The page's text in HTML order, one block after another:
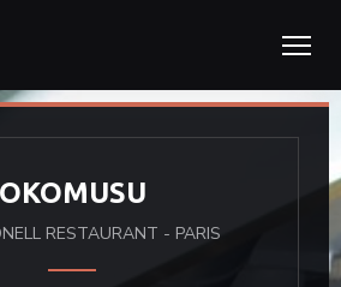
OKOMUSU
RESTAURANT - PARIS